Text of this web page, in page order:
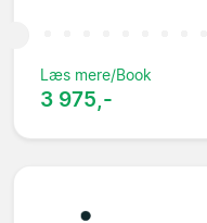
Læs mere/Book
3 975,-